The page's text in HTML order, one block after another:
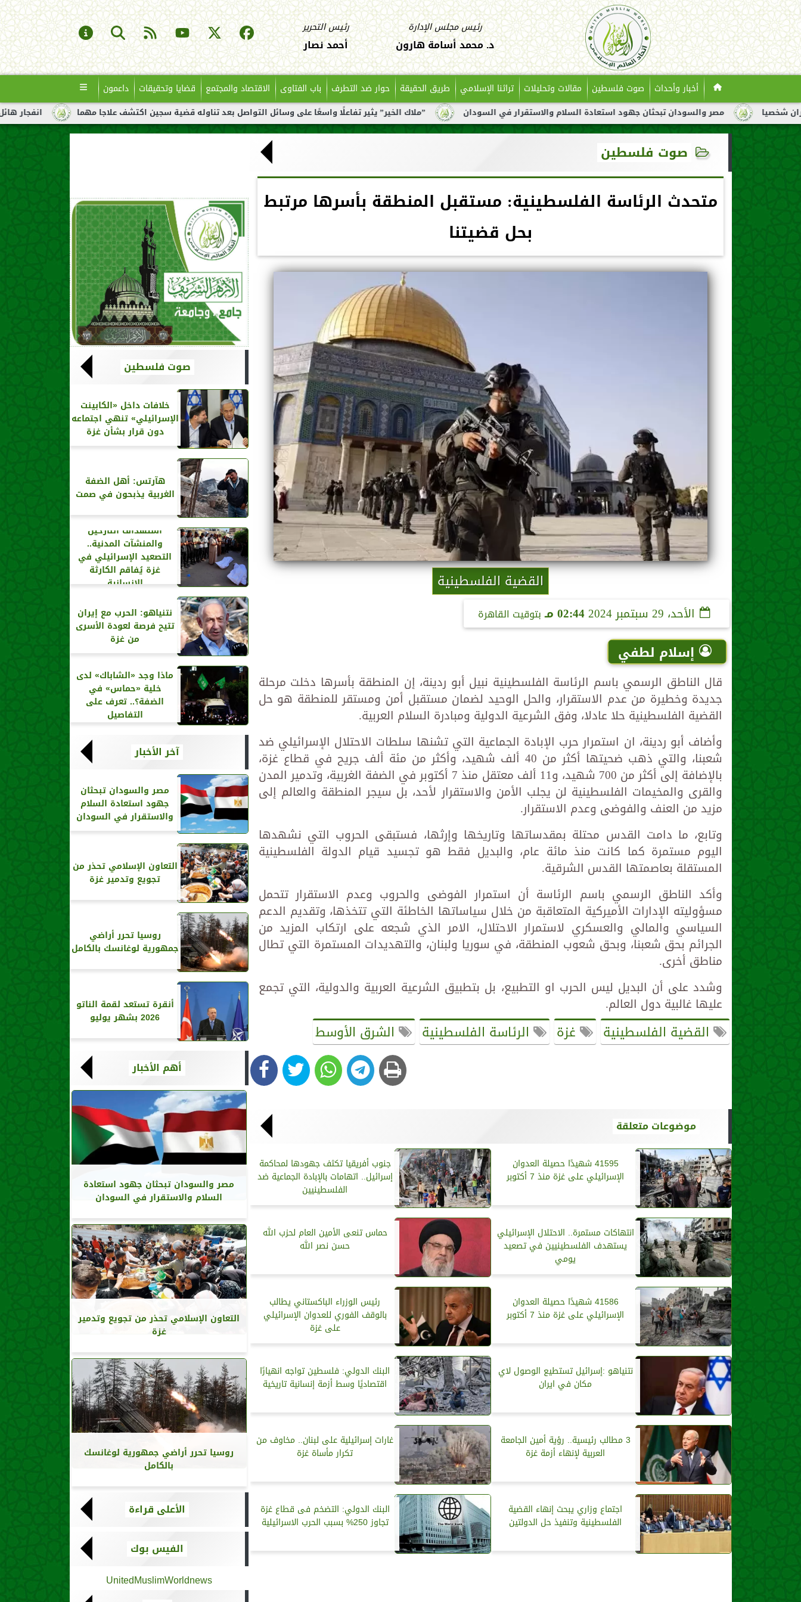
رئيس مجلس الإدارة
د. محمد أسامة هارون
رئيس التحرير
أحمد نصار
أخبار وأحداث صوت فلسطين مقالات وتحليلات تراثنا الإسلامي طريق الحقيقة حوار ضد التطرف باب الفتاوى الاقتصاد والمجتمع قضايا وتحقيقات داعمون
انفجار هائل لناقلة نفط ”ملاك الخير” يثير تفاعلًا واسعًا على وسائل التواصل بعد تناوله قضية سجين اكتشف علاجا مهما مصر والسودان تبحثان جهود استعادة السلام والاستقرار في السودان
صوت فلسطين
متحدث الرئاسة الفلسطينية: مستقبل المنطقة بأسرها مرتبط
بحل قضيتنا
القضية الفلسطينية
الأحد، 29 سبتمبر 2024 02:44 مـ بتوقيت القاهرة
إسلام لطفي
قال الناطق الرسمي باسم الرئاسة الفلسطينية نبيل أبو ردينة، إن المنطقة بأسرها دخلت مرحلة
جديدة وخطيرة من عدم الاستقرار، والحل الوحيد لضمان مستقبل أمن ومستقر للمنطقة هو حل
القضية الفلسطينية حلا عادلا، وفق الشرعية الدولية ومبادرة السلام العربية.
وأضاف أبو ردينة، ان استمرار حرب الإبادة الجماعية التي تشنها سلطات الاحتلال الإسرائيلي ضد
شعبنا، والتي ذهب ضحيتها أكثر من 40 ألف شهيد، وأكثر من مئة ألف جريح في قطاع غزة،
بالإضافة إلى أكثر من 700 شهيد، و11 ألف معتقل منذ 7 أكتوبر في الضفة الغربية، وتدمير المدن
والقرى والمخيمات الفلسطينية لن يجلب الأمن والاستقرار لأحد، بل سيجر المنطقة والعالم إلى
مزيد من العنف والفوضى وعدم الاستقرار.
وتابع، ما دامت القدس محتلة بمقدساتها وتاريخها وإرثها، فستبقى الحروب التي نشهدها
اليوم مستمرة كما كانت منذ مائة عام، والبديل فقط هو تجسيد قيام الدولة الفلسطينية
المستقلة بعاصمتها القدس الشرقية.
وأكد الناطق الرسمي باسم الرئاسة أن استمرار الفوضى والحروب وعدم الاستقرار تتحمل
مسؤوليته الإدارات الأميركية المتعاقبة من خلال سياساتها الخاطئة التي تتخذها، وتقديم الدعم
السياسي والمالي والعسكري لاستمرار الاحتلال، الامر الذي شجعه على ارتكاب المزيد من
الجرائم بحق شعبنا، وبحق شعوب المنطقة، في سوريا ولبنان، والتهديدات المستمرة التي تطال
مناطق أخرى.
وشدد على أن البديل ليس الحرب او التطبيع، بل بتطبيق الشرعية العربية والدولية، التي تجمع
عليها غالبية دول العالم.
القضية الفلسطينية غزة الرئاسة الفلسطينية الشرق الأوسط
موضوعات متعلقة
41595 شهيدًا حصيلة العدوان
الإسرائيلي على غزة منذ 7 أكتوبر
جنوب أفريقيا تكثف جهودها لمحاكمة
إسرائيل.. اتهامات بالإبادة الجماعية ضد
الفلسطينيين
انتهاكات مستمرة.. الاحتلال الإسرائيلي
يستهدف الفلسطينيين في تصعيد
يومي
حماس تنعى الأمين العام لحزب الله
حسن نصر الله
41586 شهيدًا حصيلة العدوان
الإسرائيلي على غزة منذ 7 أكتوبر
رئيس الوزراء الباكستاني يطالب
بالوقف الفوري للعدوان الإسرائيلي
على غزة
نتنياهو :إسرائيل تستطيع الوصول لاي
مكان في ايران
البنك الدولي: فلسطين تواجه انهيارًا
اقتصاديًا وسط أزمة إنسانية تاريخية
3 مطالب رئيسية.. رؤية أمين الجامعة
العربية لإنهاء أزمة غزة
غارات إسرائيلية على لبنان.. مخاوف من
تكرار مأساة غزة
اجتماع وزاري يبحث إنهاء القضية
الفلسطينية وتنفيذ حل الدولتين
البنك الدولي: التضخم فى قطاع غزة
تجاوز 250% بسبب الحرب الاسرائيلية
صوت فلسطين
خلافات داخل «الكابينت
الإسرائيلي» تنهي اجتماعه
دون قرار بشأن غزة
هآرتس: أهل الضفة
الغربية يذبحون في صمت
استهداف النازحين
والمنشآت المدنية..
التصعيد الإسرائيلي في
غزة يُفاقم الكارثة
الإنسانية
نتنياهو: الحرب مع إيران
تتيح فرصة لعودة الأسرى
من غزة
ماذا وجد «الشاباك» لدى
خلية «حماس» في
الضفة؟.. تعرف على
التفاصيل
آخر الأخبار
مصر والسودان تبحثان
جهود استعادة السلام
والاستقرار في السودان
التعاون الإسلامي تحذر من
تجويع وتدمير غزة
روسيا تحرر أراضي
جمهورية لوغانسك بالكامل
أنقرة تستعد لقمة الناتو
2026 بشهر يوليو
أهم الأخبار
مصر والسودان تبحثان جهود استعادة
السلام والاستقرار في السودان
التعاون الإسلامي تحذر من تجويع وتدمير
غزة
روسيا تحرر أراضي جمهورية لوغانسك
بالكامل
الأعلى قراءة
الفيس بوك
UnitedMuslimWorldnews